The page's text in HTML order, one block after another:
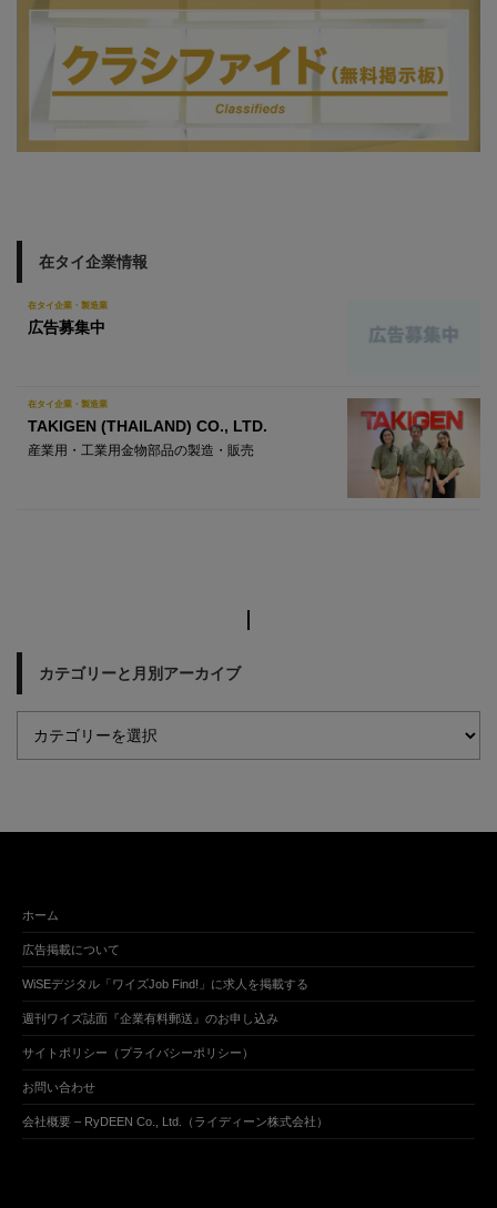
在タイ企業情報
在タイ企業・製造業
広告募集中
在タイ企業・製造業
TAKIGEN (THAILAND) CO., LTD.
産業用・工業用金物部品の製造・販売
カテゴリーと月別アーカイブ
ホーム
広告掲載について
WiSEデジタル「ワイズJob Find!」に求人を掲載する
週刊ワイズ誌面『企業有料郵送』のお申し込み
サイトポリシー（プライバシーポリシー）
お問い合わせ
会社概要 – RyDEEN Co., Ltd.（ライディーン株式会社）